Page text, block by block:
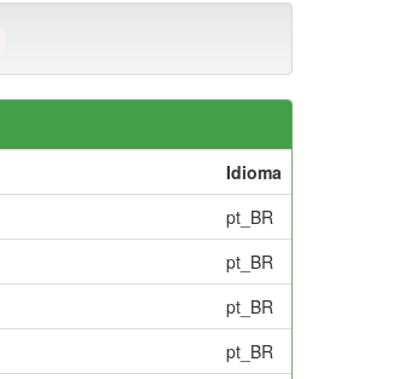
Idioma
pt_BR
pt_BR
pt_BR
pt_BR